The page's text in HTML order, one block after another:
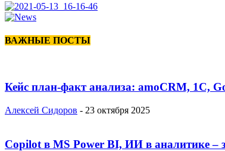
ВАЖНЫЕ ПОСТЫ
Кейс план-факт анализа: amoCRM, 1C,
Алексей Сидоров - 23 октября 2025
Copilot в MS Power BI, ИИ в аналитике –